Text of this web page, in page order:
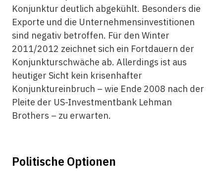
Konjunktur deutlich abgekühlt. Besonders die
Exporte und die Unternehmensinvestitionen
sind negativ betroffen. Für den Winter
2011/2012 zeichnet sich ein Fortdauern der
Konjunkturschwäche ab. Allerdings ist aus
heutiger Sicht kein krisenhafter
Konjunktureinbruch – wie Ende 2008 nach der
Pleite der US-Investmentbank Lehman
Brothers – zu erwarten.
Politische Optionen